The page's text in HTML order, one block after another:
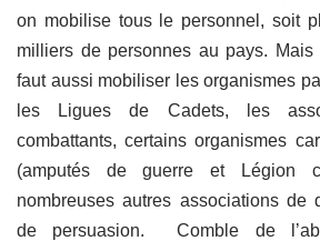
on mobilise tous le personnel, soit
milliers de personnes au pays. Mais
faut aussi mobiliser les organismes
les Ligues de Cadets, les
combattants, certains organismes
(amputés de guerre et Légion
nombreuses autres associations de
de persuasion. Comble de